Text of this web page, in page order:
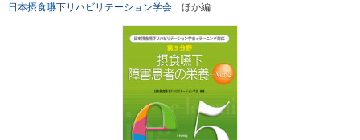
日本摂食嚥下リハビリテーション学会 ほか編